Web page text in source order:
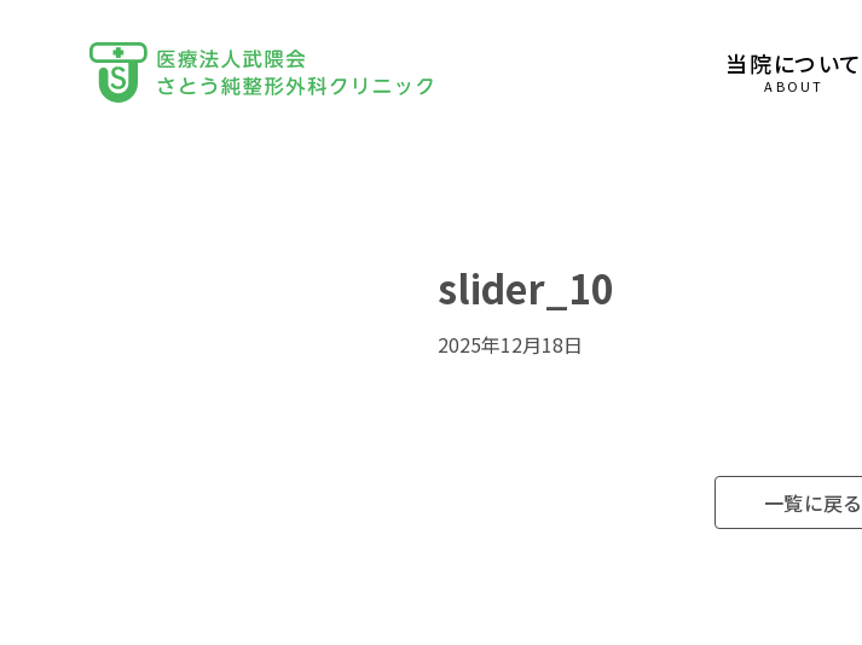
当院について
ABOUT
slider_10
2025年12月18日
一覧に戻る